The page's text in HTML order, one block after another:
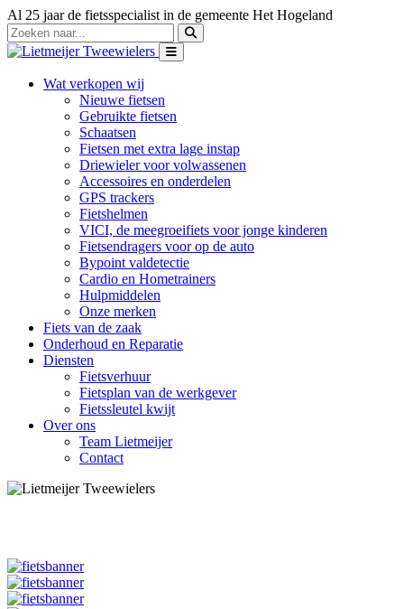
Al 25 jaar de fietsspecialist in de gemeente Het Hogeland
Wat verkopen wij
Nieuwe fietsen
Gebruikte fietsen
Schaatsen
Fietsen met extra lage instap
Driewieler voor volwassenen
Accessoires en onderdelen
GPS trackers
Fietshelmen
VICI, de meegroeifiets voor jonge kinderen
Fietsendragers voor op de auto
Bypoint valdetectie
Cardio en Hometrainers
Hulpmiddelen
Onze merken
Fiets van de zaak
Onderhoud en Reparatie
Diensten
Fietsverhuur
Fietsplan van de werkgever
Fietssleutel kwijt
Over ons
Team Lietmeijer
Contact